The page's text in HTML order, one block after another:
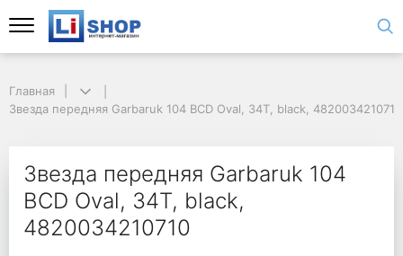
Главная
Звезда передняя Garbaruk 104 BCD Oval, 34T, black, 4820034210710
Звезда передняя Garbaruk 104
BCD Oval, 34T, black,
4820034210710